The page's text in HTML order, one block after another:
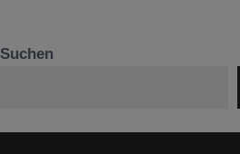
Suchen